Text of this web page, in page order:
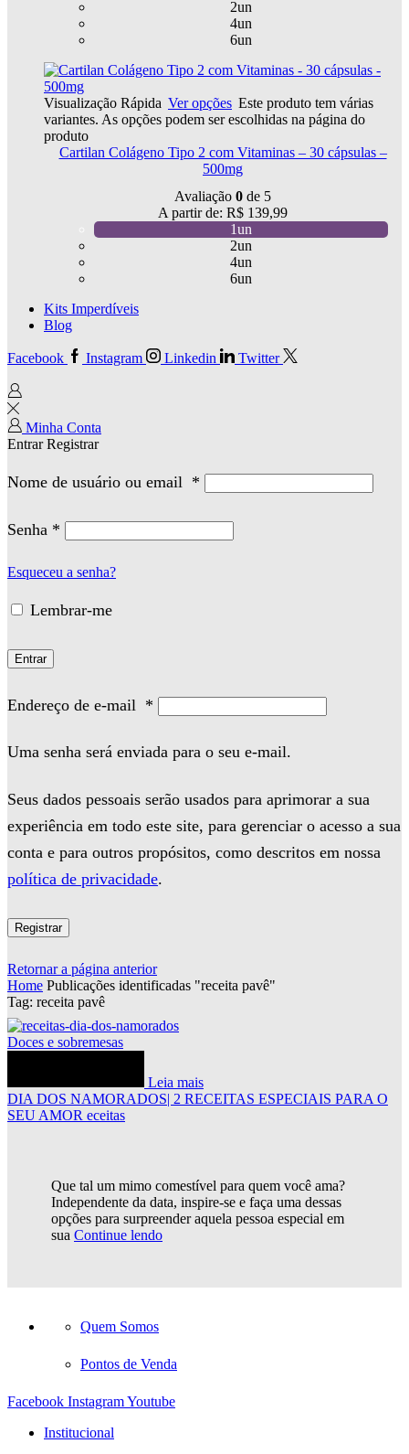
2un
4un
6un
Visualização Rápida Ver opções Este produto tem várias
variantes. As opções podem ser escolhidas na página do
produto
Cartilan Colágeno Tipo 2 com Vitaminas – 30 cápsulas –
500mg
Avaliação 0 de 5
A partir de: R$ 139,99
1un
2un
4un
6un
Kits Imperdíveis
Blog
Facebook Instagram Linkedin Twitter
Minha Conta
EntrarRegistrar
Nome de usuário ou email *
Senha *
Esqueceu a senha?
Lembrar-me
Entrar
Endereço de e-mail *
Uma senha será enviada para o seu e-mail.
Seus dados pessoais serão usados para aprimorar a sua
experiência em todo este site, para gerenciar o acesso a sua
conta e para outros propósitos, como descritos em nossa
política de privacidade.
Registrar
Retornar a página anterior
Home Publicações identificadas "receita pavê"
Tag: receita pavê
Doces e sobremesas
Leia mais
DIA DOS NAMORADOS| 2 RECEITAS ESPECIAIS PARA O
SEU AMOR eceitas
Que tal um mimo comestível para quem você ama?
Independente da data, inspire-se e faça uma dessas
opções para surpreender aquela pessoa especial em
sua Continue lendo
Quem Somos
Pontos de Venda
Facebook InstagramYoutube
Institucional